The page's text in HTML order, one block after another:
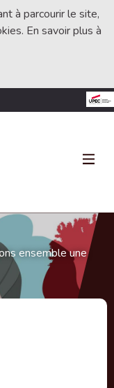
à parcourir le site,
En savoir plus à
externe)
ensemble une